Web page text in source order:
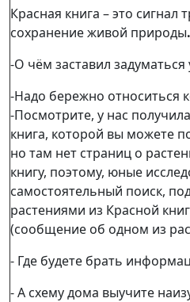
Красная книга – это
сохранение живой природы.
-О чём заставил задуматься
-Надо бережно относиться
-Посмотрите, у нас
книга, которой вы можете
но там нет страниц о
книгу, поэтому, юные
самостоятельный поиск,
растениями из Красной
(сообщение об одном из
- Где будете брать
- А схему дома выучите